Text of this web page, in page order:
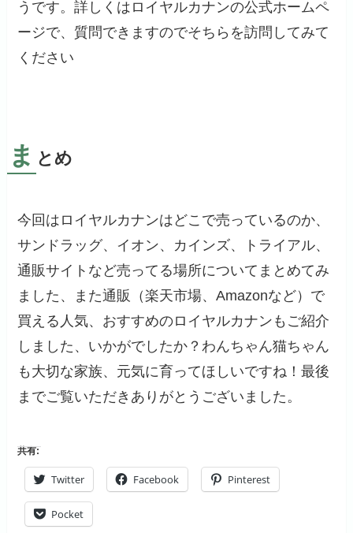
うです。詳しくはロイヤルカナンの公式ホームペ
ージで、質問できますのでそちらを訪問してみて
ください
ま とめ
今回はロイヤルカナンはどこで売っているのか、
サンドラッグ、イオン、カインズ、トライアル、
通販サイトなど売ってる場所についてまとめてみ
ました、また通販（楽天市場、Amazonなど）で
買える人気、おすすめのロイヤルカナンもご紹介
しました、いかがでしたか？わんちゃん猫ちゃん
も大切な家族、元気に育ってほしいですね！最後
までご覧いただきありがとうございました。
共有:
Twitter Facebook Pinterest
Pocket